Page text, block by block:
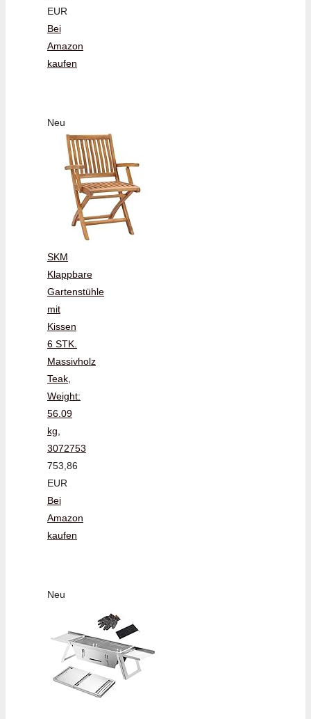
EUR
Bei
Amazon
kaufen
Neu
SKM
Klappbare
Gartenstühle
mit
Kissen
6 STK.
Massivholz
Teak,
Weight:
56.09
kg,
3072753
753,86
EUR
Bei
Amazon
kaufen
Neu